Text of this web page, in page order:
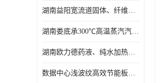
水处理设备
湖南益阳宽流道固体、纤维、浆状物质加热冷却冷凝蒸发板式换热器
湖南娄底承300℃高温蒸汽汽水二级换热器
湖南欧力德药液、纯水加热、冷却、蒸发及杀菌用卫生级板式换热器
数据中心浅波纹高效节能板式换热器